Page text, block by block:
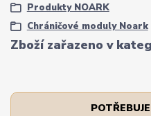
Zboží zařazeno v
Produkty NOARK
Chráničové moduly Noark